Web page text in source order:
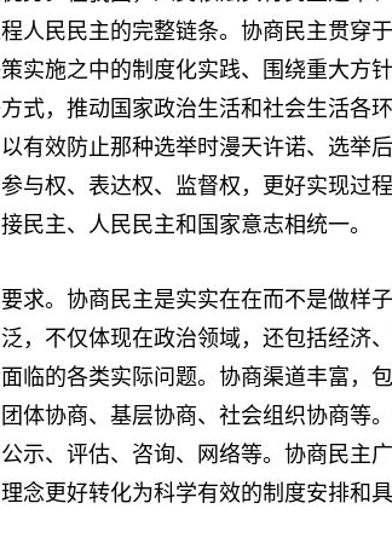
人民民主的完整链条。协商民主贯穿
实施之中的制度化实践、围绕重大方
式，推动国家政治生活和社会生活各
有效防止那种选举时漫天许诺、选举
与权、表达权、监督权，更好实现过
民主、人民民主和国家意志相统一。
。协商民主是实实在在而不是做样
，不仅体现在政治领域，还包括经济
临的各类实际问题。协商渠道丰富，
体协商、基层协商、社会组织协商等
示、评估、咨询、网络等。协商民主
念更好转化为科学有效的制度安排和